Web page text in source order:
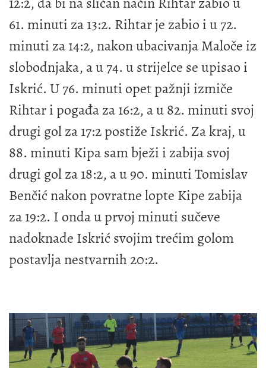
61. minuti za 13:2. Rihtar je zabio i u 72.
minuti za 14:2, nakon ubacivanja Maloče iz
slobodnjaka, a u 74. u strijelce se upisao i
Iskrić. U 76. minuti opet pažnji izmiče
Rihtar i pogađa za 16:2, a u 82. minuti svoj
drugi gol za 17:2 postiže Iskrić. Za kraj, u
88. minuti Kipa sam bježi i zabija svoj
drugi gol za 18:2, a u 90. minuti Tomislav
Benčić nakon povratne lopte Kipe zabija
za 19:2. I onda u prvoj minuti sučeve
nadoknade Iskrić svojim trećim golom
postavlja nestvarnih 20:2.